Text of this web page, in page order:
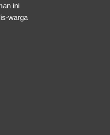
ini
warga